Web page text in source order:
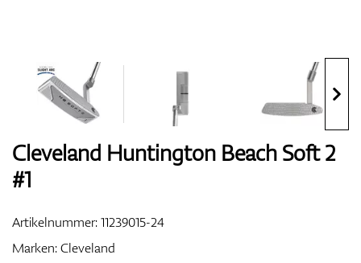
Bags
Cleveland Huntington Beach Soft 2
#1
Artikelnummer:11239015-24
Marken:Cleveland